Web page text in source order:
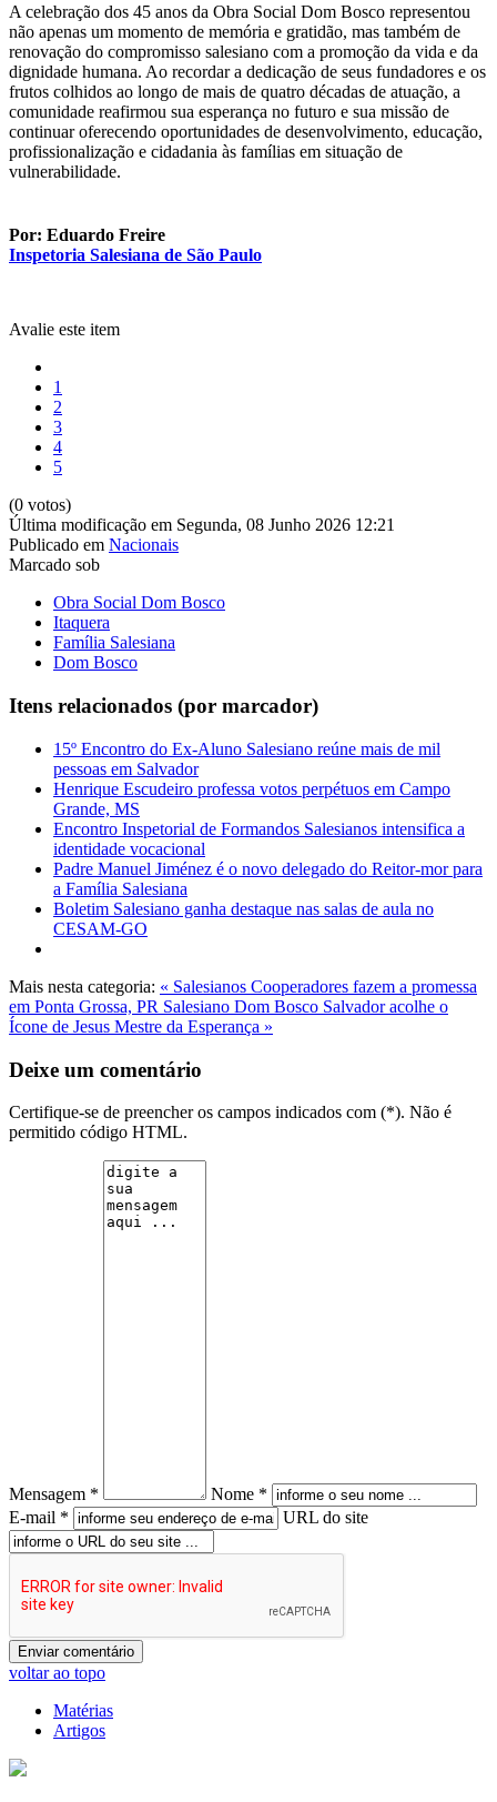
A celebração dos 45 anos da Obra Social Dom Bosco representou
não apenas um momento de memória e gratidão, mas também de
renovação do compromisso salesiano com a promoção da vida e da
dignidade humana. Ao recordar a dedicação de seus fundadores e os
frutos colhidos ao longo de mais de quatro décadas de atuação, a
comunidade reafirmou sua esperança no futuro e sua missão de
continuar oferecendo oportunidades de desenvolvimento, educação,
profissionalização e cidadania às famílias em situação de
vulnerabilidade.
Por: Eduardo Freire
Inspetoria Salesiana de São Paulo
Avalie este item
1
2
3
4
5
(0 votos)
Última modificação em Segunda, 08 Junho 2026 12:21
Publicado em Nacionais
Marcado sob
Obra Social Dom Bosco
Itaquera
Família Salesiana
Dom Bosco
Itens relacionados (por marcador)
15º Encontro do Ex-Aluno Salesiano reúne mais de mil
pessoas em Salvador
Henrique Escudeiro professa votos perpétuos em Campo
Grande, MS
Encontro Inspetorial de Formandos Salesianos intensifica a
identidade vocacional
Padre Manuel Jiménez é o novo delegado do Reitor-mor para
a Família Salesiana
Boletim Salesiano ganha destaque nas salas de aula no
CESAM-GO
Mais nesta categoria: « Salesianos Cooperadores fazem a promessa
em Ponta Grossa, PR Salesiano Dom Bosco Salvador acolhe o
Ícone de Jesus Mestre da Esperança »
Deixe um comentário
Certifique-se de preencher os campos indicados com (*). Não é
permitido código HTML.
Mensagem *
Nome *
E-mail *
URL do site
voltar ao topo
Matérias
Artigos